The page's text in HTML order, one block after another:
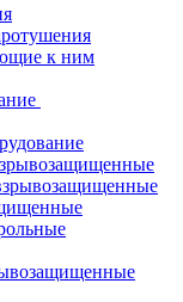
к ним